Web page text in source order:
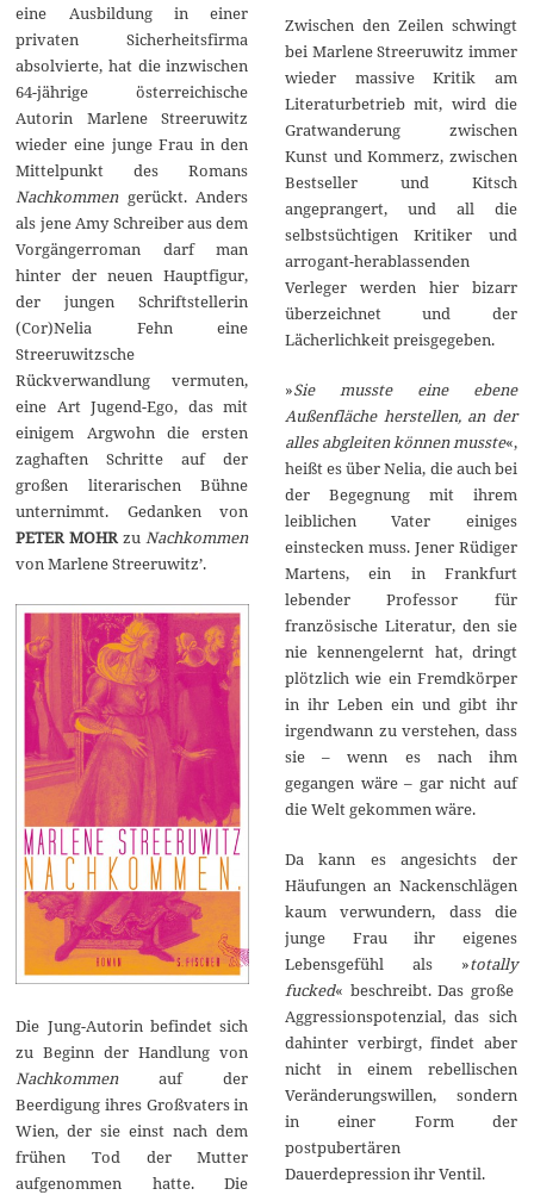
eine Ausbildung in einer
privaten Sicherheitsfirma
absolvierte, hat die inzwischen
64-jährige österreichische
Autorin Marlene Streeruwitz
wieder eine junge Frau in den
Mittelpunkt des Romans
Nachkommengerückt. Anders
als jene Amy Schreiber aus dem
Vorgängerroman darf man
hinter der neuen Hauptfigur,
der jungen Schriftstellerin
(Cor)Nelia Fehn eine
Streeruwitzsche
Rückverwandlung vermuten,
eine Art Jugend-Ego, das mit
einigem Argwohn die ersten
zaghaften Schritte auf der
großen literarischen Bühne
unternimmt. Gedanken von
PETER MOHR zu Nachkommen
von Marlene Streeruwitz’.
Die Jung-Autorin befindet sich
zu Beginn der Handlung von
Nachkommenauf der
Beerdigung ihres Großvaters in
Wien, der sie einst nach dem
frühen Tod der Mutter
aufgenommen hatte. Die
Zwischen den Zeilen schwingt
bei Marlene Streeruwitz immer
wieder massive Kritik am
Literaturbetrieb mit, wird die
Gratwanderung zwischen
Kunst und Kommerz, zwischen
Bestseller und Kitsch
angeprangert, und all die
selbstsüchtigen Kritiker und
arrogant-herablassenden
Verleger werden hier bizarr
überzeichnet und der
Lächerlichkeit preisgegeben.
»Sie musste eine ebene
Außenfläche herstellen, an der
alles abgleiten können musste«,
heißt es über Nelia, die auch bei
der Begegnung mit ihrem
leiblichen Vater einiges
einstecken muss. Jener Rüdiger
Martens, ein in Frankfurt
lebender Professor für
französische Literatur, den sie
nie kennengelernt hat, dringt
plötzlich wie ein Fremdkörper
in ihr Leben ein und gibt ihr
irgendwann zu verstehen, dass
sie – wenn es nach ihm
gegangen wäre – gar nicht auf
die Welt gekommen wäre.
Da kann es angesichts der
Häufungen an Nackenschlägen
kaum verwundern, dass die
junge Frau ihr eigenes
Lebensgefühl als »totally
fucked« beschreibt. Das große
Aggressionspotenzial, das sich
dahinter verbirgt, findet aber
nicht in einem rebellischen
Veränderungswillen, sondern
in einer Form der
postpubertären
Dauerdepression ihr Ventil.